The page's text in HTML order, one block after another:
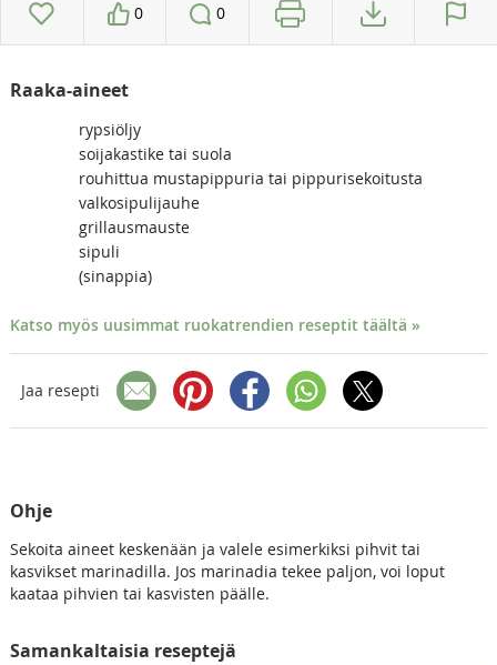
0 0
Raaka-aineet
rypsiöljy
soijakastike tai suola
rouhittua mustapippuria tai pippurisekoitusta
valkosipulijauhe
grillausmauste
sipuli
(sinappia)
Katso myös uusimmat ruokatrendien reseptit täältä »
Jaa resepti
Ohje
Sekoita aineet keskenään ja valele esimerkiksi pihvit tai
kasvikset marinadilla. Jos marinadia tekee paljon, voi loput
kaataa pihvien tai kasvisten päälle.
Samankaltaisia reseptejä